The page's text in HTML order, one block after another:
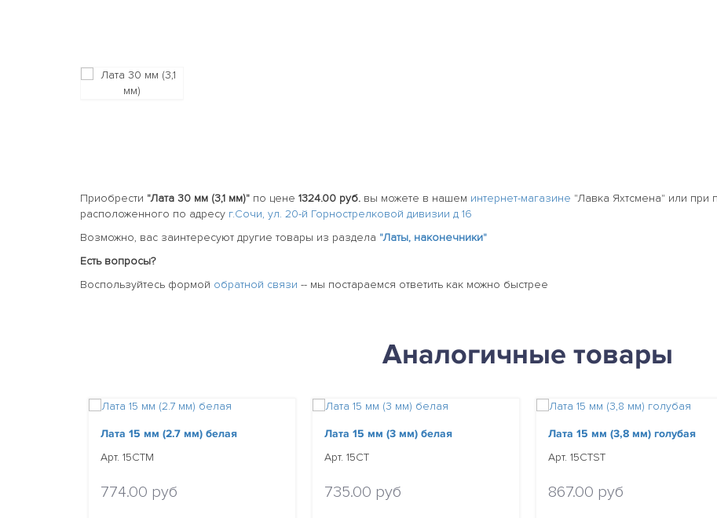
Приобрести "Лата 30 мм (3,1 мм)" по цене 1324.00 руб. вы можете в нашем интернет-магазине "Лавка Яхтсмена" или
расположенного по адресу г.Сочи, ул. 20-й Горнострелковой дивизии д 16
Возможно, вас заинтересуют другие товары из раздела "Латы, наконечники"
Есть вопросы?
Воспользуйтесь формой обратной связи -- мы постараемся ответить как можно быстрее
Аналогичные товары
Лата 15 мм (2.7 мм) белая
Арт. 15CTM
774.00 руб
Лата 15 мм (3 мм) белая
Арт. 15CT
735.00 руб
Лата 15 мм (3,8 мм) голубая
Арт. 15CTST
867.00 руб